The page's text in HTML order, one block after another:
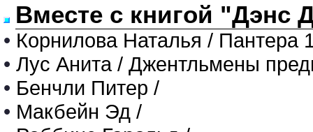
Вместе с книгой "Дэнс
• Корнилова Наталья / Пантера
• Лус Анита / Джентльмены
• Бенчли Питер /
• Макбейн Эд /